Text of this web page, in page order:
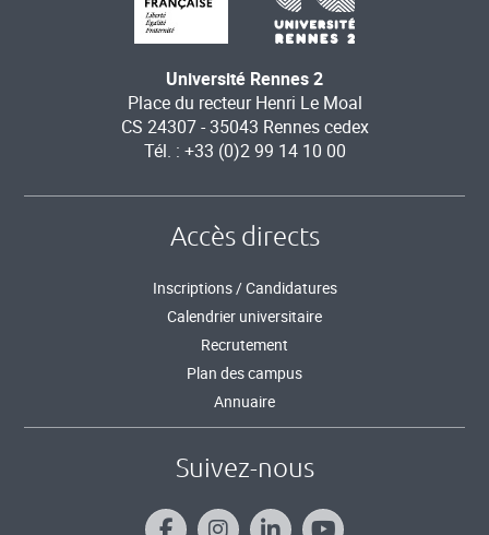
Université Rennes 2
Place du recteur Henri Le Moal
CS 24307 - 35043 Rennes cedex
Tél. : +33 (0)2 99 14 10 00
Accès directs
Inscriptions / Candidatures
Calendrier universitaire
Recrutement
Plan des campus
Annuaire
Suivez-nous